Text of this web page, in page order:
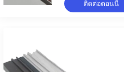
ติดต่อตอนนี้